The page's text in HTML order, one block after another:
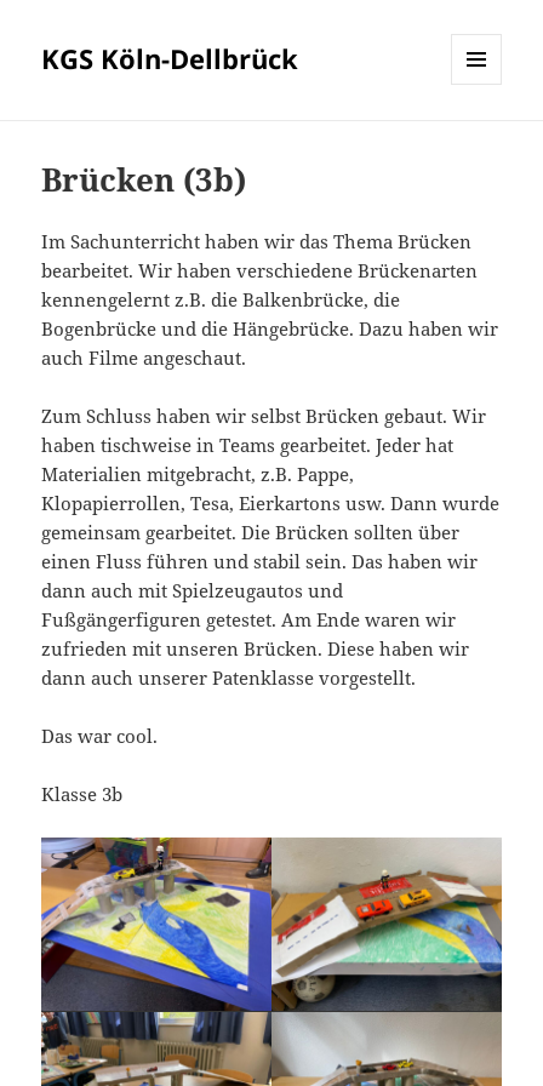
KGS Köln-Dellbrück
Brücken (3b)
Im Sachunterricht haben wir das Thema Brücken
bearbeitet. Wir haben verschiedene Brückenarten
kennengelernt z.B. die Balkenbrücke, die
Bogenbrücke und die Hängebrücke. Dazu haben wir
auch Filme angeschaut.
Zum Schluss haben wir selbst Brücken gebaut. Wir
haben tischweise in Teams gearbeitet. Jeder hat
Materialien mitgebracht, z.B. Pappe,
Klopapierrollen, Tesa, Eierkartons usw. Dann wurde
gemeinsam gearbeitet. Die Brücken sollten über
einen Fluss führen und stabil sein. Das haben wir
dann auch mit Spielzeugautos und
Fußgängerfiguren getestet. Am Ende waren wir
zufrieden mit unseren Brücken. Diese haben wir
dann auch unserer Patenklasse vorgestellt.
Das war cool.
Klasse 3b